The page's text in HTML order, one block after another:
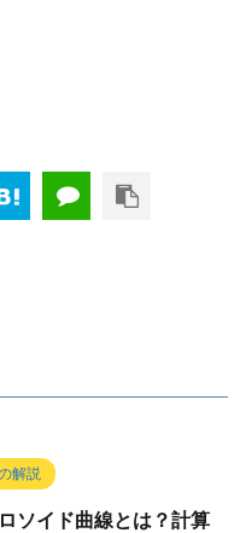
解説
ソイド曲線とは？計算